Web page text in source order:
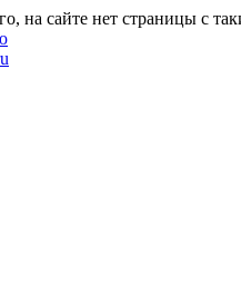
на сайте нет страницы с